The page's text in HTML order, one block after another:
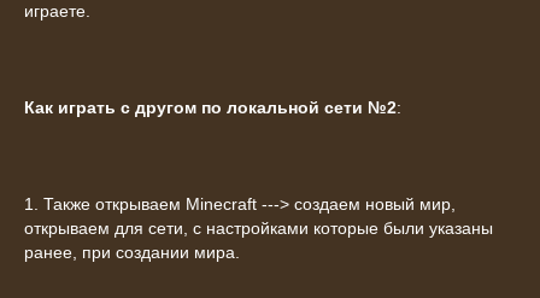
играете.
Как играть с другом по локальной сети №2:
1. Также открываем Minecraft ---> создаем новый мир,
открываем для сети, с настройками которые были указаны
ранее, при создании мира.